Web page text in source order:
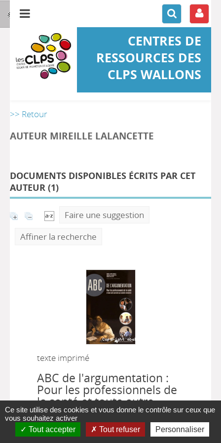
CENTRES DE
RESSOURCES DES
CLPS WALLONS
>> Retour
AUTEUR MIREILLE LALANCETTE
DOCUMENTS DISPONIBLES ÉCRITS PAR CET
AUTEUR (1)
Faire une suggestion
Affiner la recherche
texte imprimé
ABC de l'argumentation :
Pour les professionnels de
la santé et toute autre
personne qui souhaite
convaincre
Ce site utilise des cookies et vous donne le contrôle sur ceux que
vous souhaitez activer
Tout accepter
Tout refuser Personnaliser